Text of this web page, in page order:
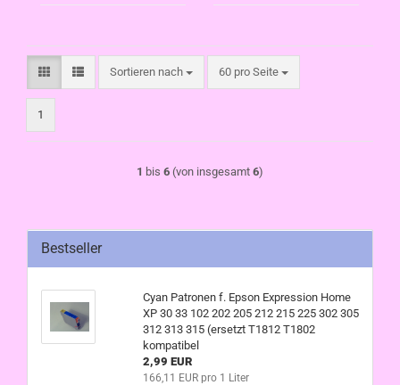
Sortieren nach
Sortieren nach 60 pro Seite
pro Seite
1
1 bis 6 (von insgesamt 6)
Bestseller
Cyan Patronen f. Epson Expression Home
XP 30 33 102 202 205 212 215 225 302 305
312 313 315 (ersetzt T1812 T1802
kompatibel
2,99 EUR
166,11 EUR pro 1 Liter